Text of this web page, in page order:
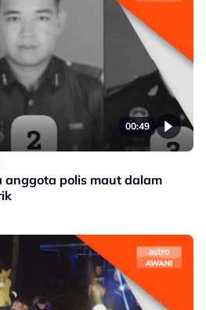
00:49
anggota polis maut dalam